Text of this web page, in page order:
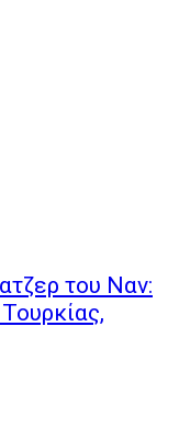
του Ναν: